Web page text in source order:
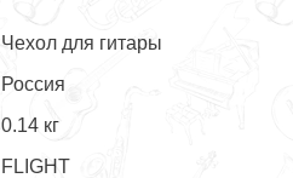
Чехол для гитары
Россия
0.14 кг
FLIGHT